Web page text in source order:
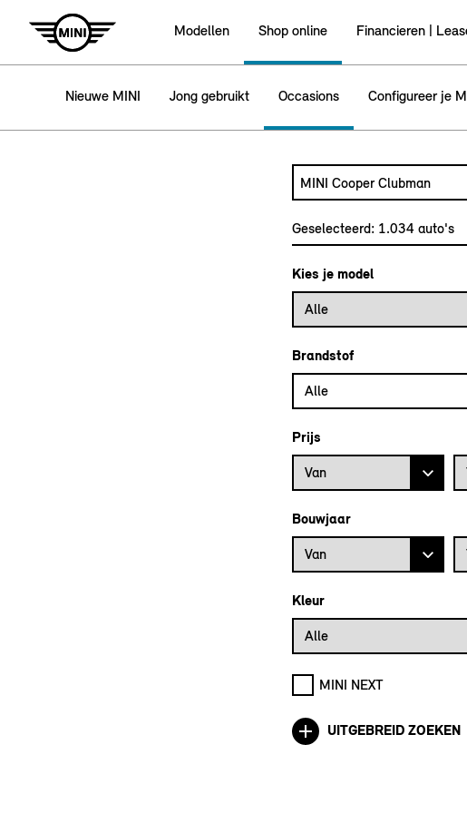
Modellen Shop online Financieren |
Nieuwe MINI Jong gebruikt Occasions Configureer je
Zoek naar een
Geselecteerd: 1.034 auto's
Kies je model
Alle
Brandstof
Alle
Prijs
Prijs vanaf
Van
Bouwjaar
Bouwjaar vanaf
Van
Kleur
Alle
MINI NEXT
UITGEBREID ZOEKEN